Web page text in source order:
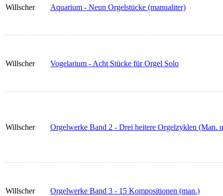
Willscher Aquarium - Neun Orgelstücke (manualiter)
Willscher Vogelarium - Acht Stücke für Orgel Solo
Willscher Orgelwerke Band 2 - Drei heitere Orgelzyklen (Man.
Willscher Orgelwerke Band 3 - 15 Kompositionen (man.)